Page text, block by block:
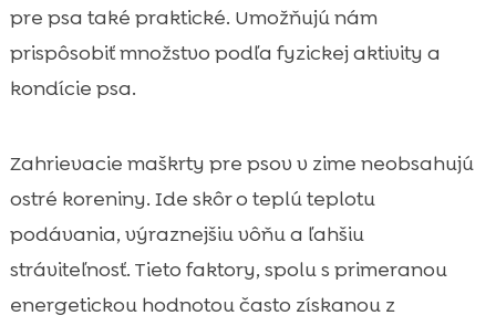
pre psa také praktické. Umožňujú nám
prispôsobiť množstvo podľa fyzickej aktivity a
kondície psa.
Zahrievacie maškrty pre psov v zime neobsahujú
ostré koreniny. Ide skôr o teplú teplotu
podávania, výraznejšiu vôňu a ľahšiu
stráviteľnosť. Tieto faktory, spolu s primeranou
energetickou hodnotou často získanou z